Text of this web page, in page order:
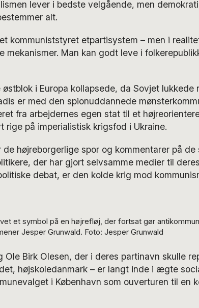
lever i bedste velgående, men
alt.
kommuniststyret etpartisystem – men i
mekanismer. Man kan godt leve i
østblok i Europa kollapsede, da Sovjet lukkede
er med den spionuddannede
fra arbejdernes egen stat til et
rige på imperialistisk krigsfod i Ukraine.
de højreborgerlige spor og kommentarer på
der har gjort selvsamme medier til
debat, er den kolde krig mod
et symbol på en højrefløj, der fortsat gør
Jesper Grunwald. Foto: Jesper Grunwald
Ole Birk Olesen, der i deres partinavn skulle
højskoledanmark – er langt inde i ægte
i København som ouverturen til en